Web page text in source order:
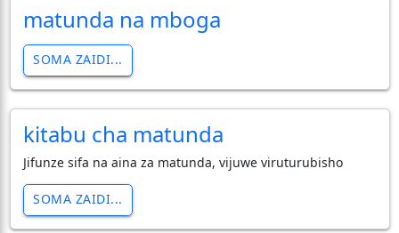
matunda na mboga
SOMA ZAIDI...
kitabu cha matunda
Jifunze sifa na aina za matunda, vijuwe viruturubisho
SOMA ZAIDI...